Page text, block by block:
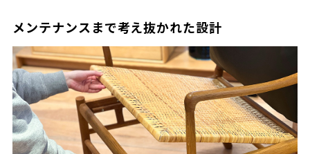
メンテナンスまで考え抜かれた設計